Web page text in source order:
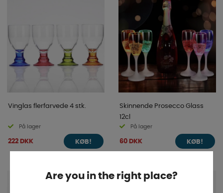
Vinglas flerfarvede 4 stk.
På lager
222 DKK KØB!
Skinnende Prosecco Glass
12cl
På lager
60 DKK KØB!
Are you in the right place?